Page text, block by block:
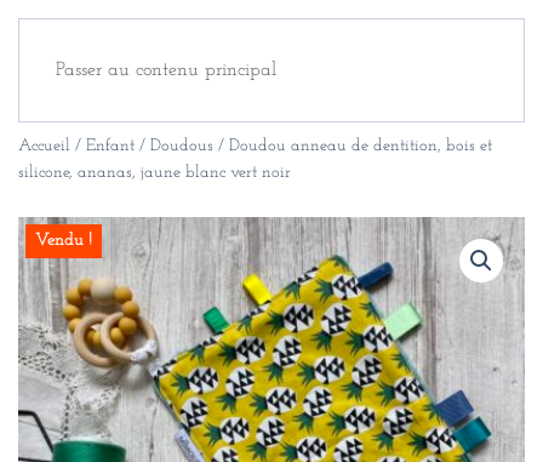
Passer au contenu principal
Accueil / Enfant / Doudous / Doudou anneau de dentition, bois et
silicone, ananas, jaune blanc vert noir
Vendu !